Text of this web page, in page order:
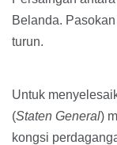
Belanda.
turun.
Untuk
(Staten General)
kongsi